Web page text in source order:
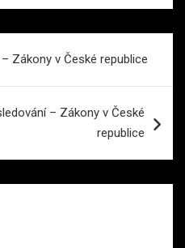
Zákony v České republice
– Zákony v České
republice